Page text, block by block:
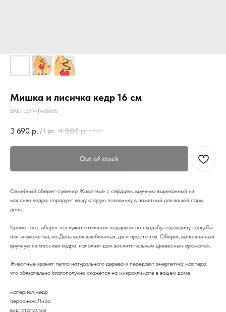
Мишка и лисичка кедр 16 см
SKU: LETV-fivollis16
3 690 р. / 1 pc 4 000 р. / 1 pc
Out of stock
Семейный оберег-сувенир Животные с сердцем, вручную вырезанный из
массива кедра, порадует вашу вторую половинку в памятный для вашей пары
день.
Кроме того, оберег послужит отличным подарком на свадьбу, годовщину свадьбы
или знакомства, на День всех влюбленных, да и просто так. Оберег, выполненный
вручную из массива кедра, наполнят дом восхитительным древесным ароматом.
Животные хранят тепло натурального дерева и передают энергетику мастера,
что обязательно благополучно скажется на микроклимате в вашем доме.
материал: кедр
персонаж: Лиса
вид: статуэтка